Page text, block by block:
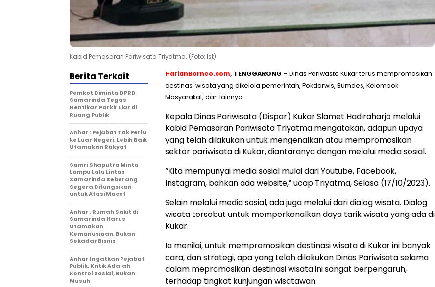
Kabid Pemasaran Pariwisata Triyatma. (Foto: Ist)
HarianBorneo.com, TENGGARONG – Dinas Pariwasta Kukar terus mempromosikan
destinasi wisata yang dikelola pemerintah, Pokdarwis, Bumdes, Kelompok
Masyarakat, dan lainnya.
Kepala Dinas Pariwisata (Dispar) Kukar Slamet Hadiraharjo melalui
Kabid Pemasaran Pariwisata Triyatma mengatakan, adapun upaya
yang telah dilakukan untuk mengenalkan atau mempromosikan
sektor pariwisata di Kukar, diantaranya dengan melalui media sosial.
“Kita mempunyai media sosial mulai dari Youtube, Facebook,
Instagram, bahkan ada website,” ucap Triyatma, Selasa (17/10/2023).
Selain melalui media sosial, ada juga melalui dari dialog wisata. Dialog
wisata tersebut untuk memperkenalkan daya tarik wisata yang ada di
Kukar.
Ia menilai, untuk mempromosikan destinasi wisata di Kukar ini banyak
cara, dan strategi, apa yang telah dilakukan Dinas Pariwisata selama
dalam mepromosikan destinasi wisata ini sangat berpengaruh,
terhadap tingkat kunjungan wisatawan.
Berita Terkait
Pemkot Diminta DPRD
Samarinda Tegas
Hentikan Parkir Liar di
Ruang Publik
Anhar : Pejabat Tak Perlu
ke Luar Negeri, Lebih Baik
Utamakan Rakyat
Samri Shaputra Minta
Lampu Lalu Lintas
Samarinda Seberang
Segera Difungsikan
untuk Atasi Macet
Anhar : Rumah Sakit di
Samarinda Harus
Utamakan
Kemanusiaan, Bukan
Sekadar Bisnis
Anhar Ingatkan Pejabat
Publik, Kritik Adalah
Kontrol Sosial, Bukan
Musuh